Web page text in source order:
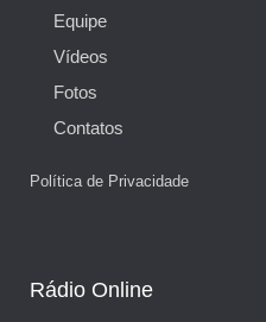
Equipe
Vídeos
Fotos
Contatos
Política de Privacidade
Rádio Online